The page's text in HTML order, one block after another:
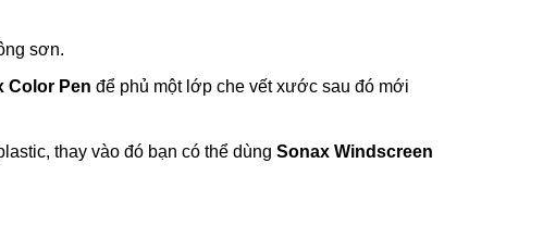
sơn.
Color Pen để phủ một lớp che vết xước sau đó mới
thay vào đó bạn có thể dùng Sonax Windscreen